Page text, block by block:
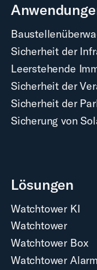
Sicherheit der
Leerstehende
Sicherheit der
Sicherheit der
Sicherung von
Lösungen
Watchtower KI
Watchtower
Watchtower Box
Watchtower